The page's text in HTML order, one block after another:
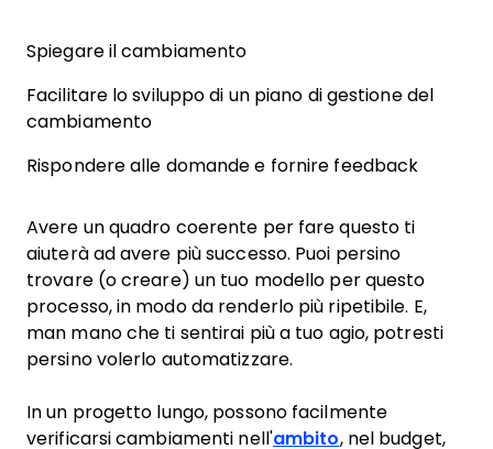
Spiegare il cambiamento
Facilitare lo sviluppo di un piano di gestione del
cambiamento
Rispondere alle domande e fornire feedback
Avere un quadro coerente per fare questo ti
aiuterà ad avere più successo. Puoi persino
trovare (o creare) un tuo modello per questo
processo, in modo da renderlo più ripetibile. E,
man mano che ti sentirai più a tuo agio, potresti
persino volerlo automatizzare.
In un progetto lungo, possono facilmente
verificarsi cambiamenti nell'ambito, nel budget,